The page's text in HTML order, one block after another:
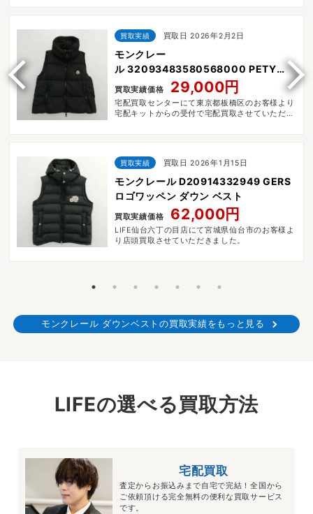
買取実績 買取日 2026年2月2日
モンクレー
ル 32093483580568000 PETY
GILET
買取実績価格 29,000円
宅配買取センターにて東京都板橋区のお客様より
宅配キットからの受付で宅配買取させていただき
買取実績 買取日 2026年1月15日
モンクレール D20914332949 GERS
ロゴワッペン ダウン ベスト
買取実績価格 62,000円
LIFE仙台六丁の目店にて宮城県仙台市のお客様よ
り店頭買取させていただきました。
モンクレール ダウンベストの買取実績をもっと見る
LIFEの選べる買取方法
宅配買取
査定からお振込みまで自宅で完結！全国から
ご依頼頂ける完全無料の便利な買取サービス
です。